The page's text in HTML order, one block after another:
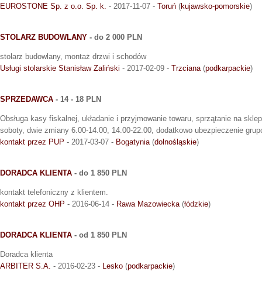
EUROSTONE Sp. z o.o. Sp. k. - 2017-11-07 - Toruń (kujawsko-pomorskie)
STOLARZ BUDOWLANY - do 2 000 PLN
stolarz budowlany, montaż drzwi i schodów
Usługi stolarskie Stanisław Zaliński - 2017-02-09 - Trzciana(podkarpackie)
SPRZEDAWCA - 14 - 18 PLN
Obsługa kasy fiskalnej, układanie i przyjmowanie towaru, sprzątanie na
soboty, dwie zmiany 6.00-14.00, 14.00-22.00, dodatkowo ubezpieczenie
kontakt przez PUP - 2017-03-07 - Bogatynia(dolnośląskie)
DORADCA KLIENTA - do 1 850 PLN
kontakt telefoniczny z klientem.
kontakt przez OHP - 2016-06-14 - Rawa Mazowiecka(łódzkie)
DORADCA KLIENTA - od 1 850 PLN
Doradca klienta
ARBITER S.A. - 2016-02-23 - Lesko (podkarpackie)